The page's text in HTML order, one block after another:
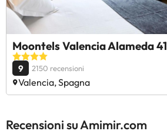
Moontels Valencia Alameda 41
9 2150 recensioni
Valencia, Spagna
Recensioni su Amimir.com